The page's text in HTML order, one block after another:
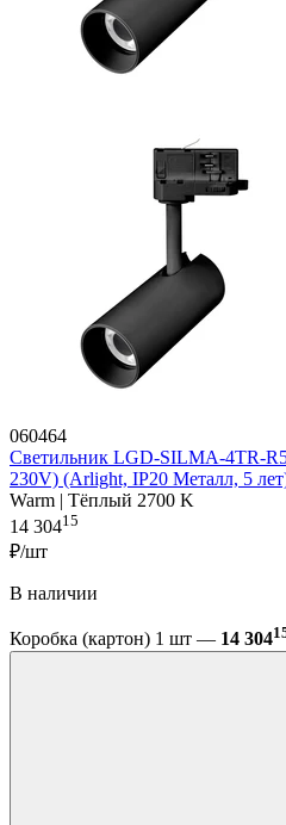
060464
Светильник LGD-SILMA-4TR-
230V) (Arlight, IP20 Металл, 5
Warm | Тёплый 2700 K
14 30415
₽/шт
В наличии
Коробка (картон) 1 шт — 14 304